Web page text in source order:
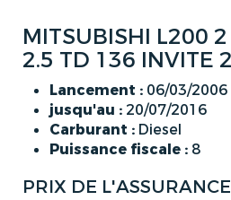
MITSUBISHI L200
2.5 TD 136 INVITE
Lancement : 06/03/2006
jusqu'au : 20/07/2016
Carburant : Diesel
Puissance fiscale : 8
PRIX DE